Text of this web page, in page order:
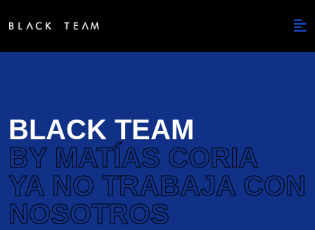
BLACK TEAM
BY MATÍAS CORIA
YA NO TRABAJA CON
NOSOTROS